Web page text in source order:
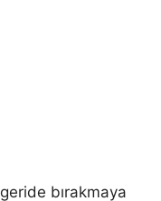
bırakmaya